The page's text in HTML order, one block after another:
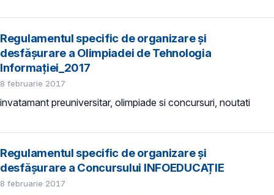
Regulamentul specific de organizare şi
desfăşurare a Olimpiadei de Tehnologia
Informaţiei_2017
8 februarie 2017
invatamant preuniversitar, olimpiade si concursuri, noutati
Regulamentul specific de organizare şi
desfășurare a Concursului INFOEDUCAȚIE
8 februarie 2017